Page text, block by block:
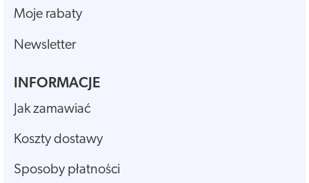
Moje rabaty
Newsletter
INFORMACJE
Jak zamawiać
Koszty dostawy
Sposoby płatności